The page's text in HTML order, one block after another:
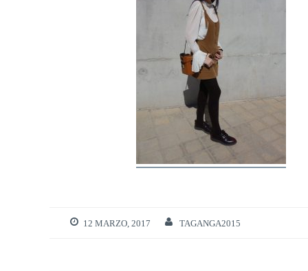
12 MARZO, 2017 TAGANGA2015